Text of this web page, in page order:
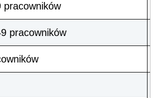
pracowników
pracowników